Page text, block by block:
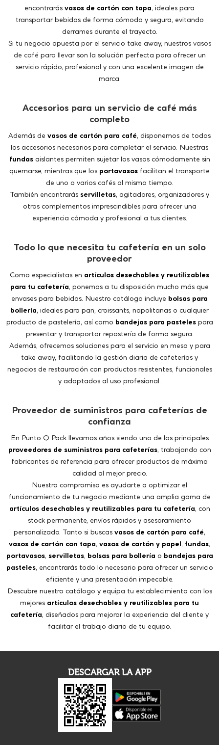
servicio rápido, profesional y con una excelente imagen de
marca.
Accesorios para un servicio de café más
completo
vasos de cartón para café
fundasaislantes permiten sujetar los vasos cómodamente sin
quemarse, mientras que losportavasos
También encontrarás servilletas, agitadores, organizadores y
otros complementos imprescindibles para ofrecer una
experiencia cómoda y profesional a tus clientes.
Todo lo que necesita tu cafetería en un solo
proveedor
Como especialistas enartículos desechables y reutilizables
envases para bebidas. Nuestro catálogo incluyebolsas para
, ideales para pan, croissants, napolitanas o cualquier
presentar y transportar repostería de forma segura.
Además, ofrecemos soluciones para el servicio en mesa y para
take away, facilitando la gestión diaria de cafeterías y
negocios de restauración con productos resistentes, funcionales
y adaptados al uso profesional.
Proveedor de suministros para cafeterías de
confianza
En Punto Q Pack llevamos años siendo uno de los principales
fabricantes de referencia para ofrecer productos de máxima
calidad al mejor precio.
funcionamiento de tu negocio mediante una amplia gama de
artículos desechables y reutilizables para tu cafetería, con
stock permanente, envíos rápidos y asesoramiento
personalizado. Tanto si buscasvasos de cartón para café
vasos de cartón con tapa, vasos de cartón y papel ,fundas
portavasos,servilletas,bolsas para bollería obandejas para
pasteles, encontrarás todo lo necesario para ofrecer un servicio
eficiente y una presentación impecable.
Descubre nuestro catálogo y equipa tu establecimiento con los
mejoresartículos desechables y reutilizables para tu
cafetería, diseñados para mejorar la experiencia del cliente y
facilitar el trabajo diario de tu equipo.
DESCARGAR LA APP
SUSCRÍBETE A NUESTRA NEWSLETTER